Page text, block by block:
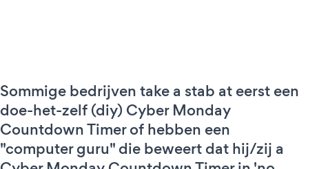
Sommige bedrijven take a stab at eerst een
doe-het-zelf (diy) Cyber Monday
Countdown Timer of hebben een
"computer guru" die beweert dat hij/zij a